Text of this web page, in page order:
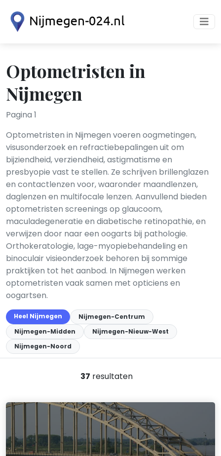
Optometristen in
Nijmegen
Pagina 1
Optometristen in Nijmegen voeren oogmetingen,
visusonderzoek en refractiebepalingen uit om
bijziendheid, verziendheid, astigmatisme en
presbyopie vast te stellen. Ze schrijven brillenglazen
en contactlenzen voor, waaronder maandlenzen,
daglenzen en multifocale lenzen. Aanvullend bieden
optometristen screenings op glaucoom,
maculadegeneratie en diabetische retinopathie, en
verwijzen door naar een oogarts bij pathologie.
Orthokeratologie, lage-myopiebehandeling en
binoculair visieonderzoek behoren bij sommige
praktijken tot het aanbod. In Nijmegen werken
optometristen vaak samen met opticiens en
oogartsen.
Heel Nijmegen
Nijmegen-Centrum
Nijmegen-Midden
Nijmegen-Nieuw-West
Nijmegen-Noord
37 resultaten